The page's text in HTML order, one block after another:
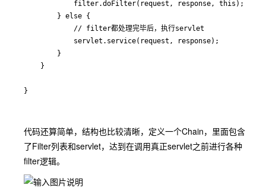
            filter.doFilter(request, response, this);
        } else {
            // filter都处理完毕后，执行servlet
            servlet.service(request, response);
        }
    }
代码还算简单，结构也比较清晰，定义一个Chain，里面包含
了Filter列表和servlet，达到在调用真正servlet之前进行各种
filter逻辑。